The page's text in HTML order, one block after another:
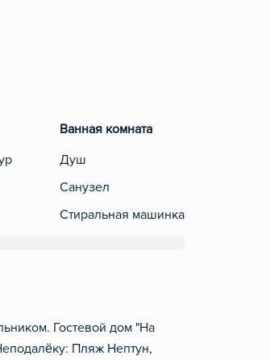
Ванная комната
Душ
Санузел
Стиральная машинка
Гостевой дом "На
Пляж Нептун,